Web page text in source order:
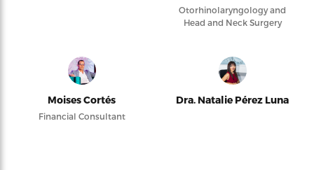
Otorhinolaryngology and
Head and Neck Surgery
Moises Cortés
Financial Consultant
Dra. Natalie Pérez Luna